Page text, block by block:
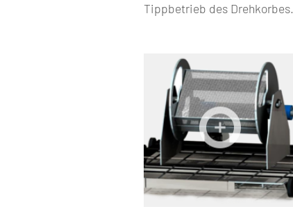
Tippbetrieb des Drehkorbes.